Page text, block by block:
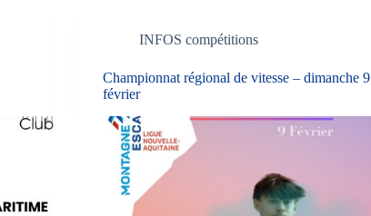
INFOS compétitions
Championnat régional de vitesse – dimanche 9
février